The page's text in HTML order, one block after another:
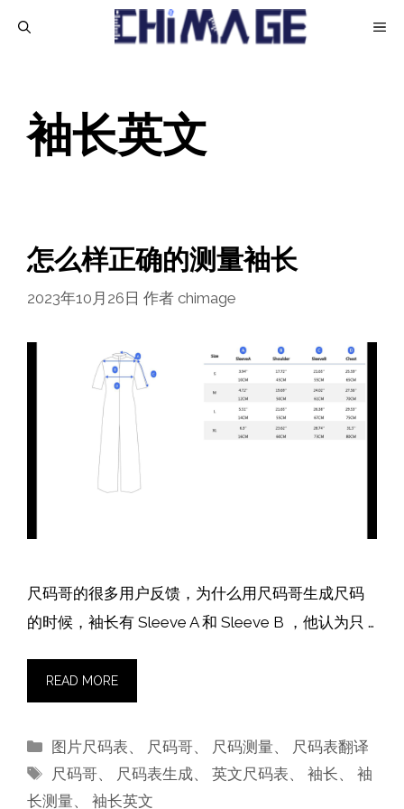
菜
袖长英文
怎么样正确的测量袖长
2023年10月26日 作者 chimage
尺码哥的很多用户反馈，为什么用尺码哥生成尺码
的时候，袖长有 Sleeve A 和 Sleeve B ，他认为只 …
READ MORE
分
类
图片尺码表、 尺码哥、 尺码测量、 尺码表翻译
标
签
尺码哥、 尺码表生成、英文尺码表、袖长、袖
长测量、 袖长英文